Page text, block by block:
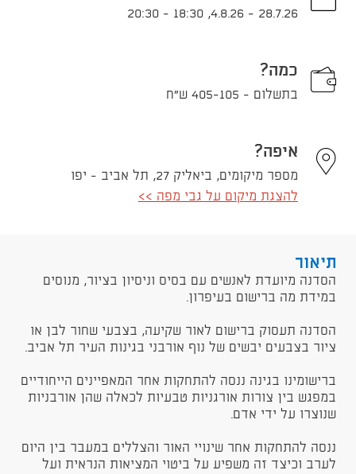
28.7.26
-
4.8.26
,
18:30
-
20:30
כמה?
בתשלום - 405-105 ש"ח
איפה?
מספר מיקומים, ביאליק 27, תל אביב - יפו
להצגת מיקום על גבי מפה >>
תיאור
הסדנה מיועדת לאנשים עם בסיס וניסיון בציור, מנוסים
במידת מה ברישום בעיפרון.
הסדנה תעסוק ברישום לאור שקיעה, בצבעי שחור לבן או
ציור בצבעים יבשים של נוף אורבני בגינות העיר תל אביב.
ברישומינו בגינה ננסה להתחקות אחר המאפיינים הייחודיים
במפגש בין צורות אורגניות טבעיות לכאלה שהן אורבניות
שנוצרו על ידי אדם.
ננסה להתחקות אחר שינויי האור והצללים במעבר בין היום
לערב וכיצד זה משפיע על ביטוי המציאות הנראית ועל